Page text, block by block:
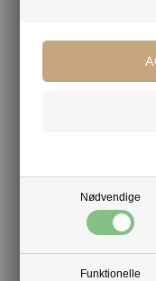
Nødvendige
Funktionelle